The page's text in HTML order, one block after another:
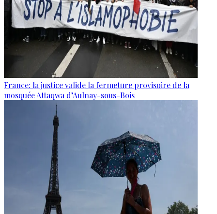
France: la justice valide la fermeture provisoire de la
mosquée Attaqwa d’Aulnay-sous-Bois